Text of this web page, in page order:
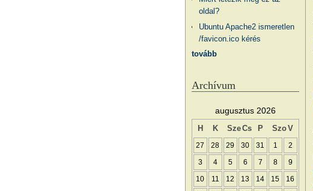
oldal?
Ubuntu Apache2 ismeretlen
/favicon.ico kérés
tovább
Archívum
augusztus 2026
H K SzeCs P SzoV
27 28 29 30 31 1 2
3 4 5 6 7 8 9
10 11 12 13 14 15 16